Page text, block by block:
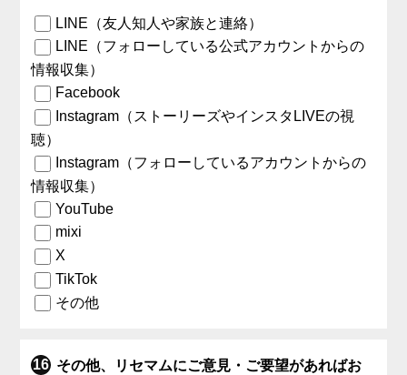
LINE（友人知人や家族と連絡）
LINE（フォローしている公式アカウントからの
情報収集）
Facebook
Instagram（ストーリーズやインスタLIVEの視
聴）
Instagram（フォローしているアカウントからの
情報収集）
YouTube
mixi
X
TikTok
その他
その他、リセマムにご意見・ご要望があればお